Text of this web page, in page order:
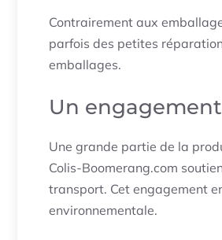
Contrairement aux
parfois des petites
emballages.
Un
Une grande partie de la
Colis-Boomerang.com
transport. Cet engagement
environnementale.